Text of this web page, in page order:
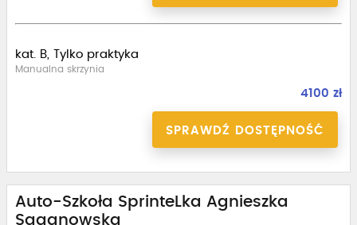
kat. B, Tylko praktyka
Manualna skrzynia
4100 zł
SPRAWDŹ DOSTĘPNOŚĆ
Auto-Szkoła SprinteLka Agnieszka
Saganowska